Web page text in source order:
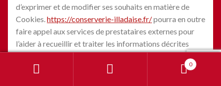
d’exprimer et de modifier ses souhaits en matière de
Cookies.https://conserverie-illadaise.fr/pourra en outre
faire appel aux services de prestataires externes pour
l’aider à recueillir et traiter les informations décrites
Recherche
Recherche
0